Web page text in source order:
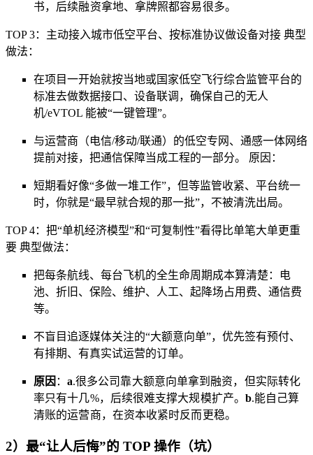
书，后续融资拿地、拿牌照都容易很多。
TOP 3：主动接入城市低空平台、按标准协议做设备对接 典型
做法：
在项目一开始就按当地或国家低空飞行综合监管平台的
标准去做数据接口、设备联调，确保自己的无人
机/eVTOL 能被“一键管理”。
与运营商（电信/移动/联通）的低空专网、通感一体网络
提前对接，把通信保障当成工程的一部分。 原因：
短期看好像“多做一堆工作”，但等监管收紧、平台统一
时，你就是“最早就合规的那一批”，不被清洗出局。
TOP 4：把“单机经济模型”和“可复制性”看得比单笔大单更重
要 典型做法：
把每条航线、每台飞机的全生命周期成本算清楚：电
池、折旧、保险、维护、人工、起降场占用费、通信费
等。
不盲目追逐媒体关注的“大额意向单”，优先签有预付、
有排期、有真实试运营的订单。
原因 ： a.很多公司靠大额意向单拿到融资，但实际转化
率只有十几%，后续很难支撑大规模扩产。 b.能自己算
清账的运营商，在资本收紧时反而更稳。
2）最“让人后悔”的 TOP 操作（坑）